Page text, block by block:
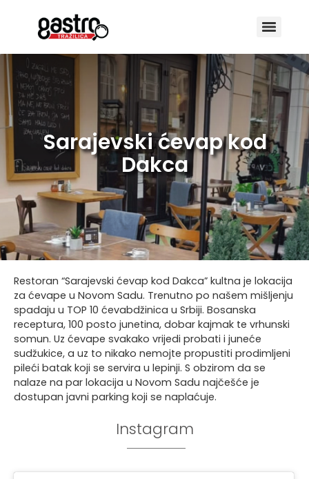
Sarajevski ćevap kod
Dakca
Restoran “Sarajevski ćevap kod Dakca” kultna je lokacija
za ćevape u Novom Sadu. Trenutno po našem mišljenju
spadaju u TOP 10 ćevabdžinica u Srbiji. Bosanska
receptura, 100 posto junetina, dobar kajmak te vrhunski
somun. Uz ćevape svakako vrijedi probati i juneće
sudžukice, a uz to nikako nemojte propustiti prodimljeni
pileći batak koji se servira u lepinji. S obzirom da se
nalaze na par lokacija u Novom Sadu najčešće je
dostupan javni parking koji se naplaćuje.
Instagram